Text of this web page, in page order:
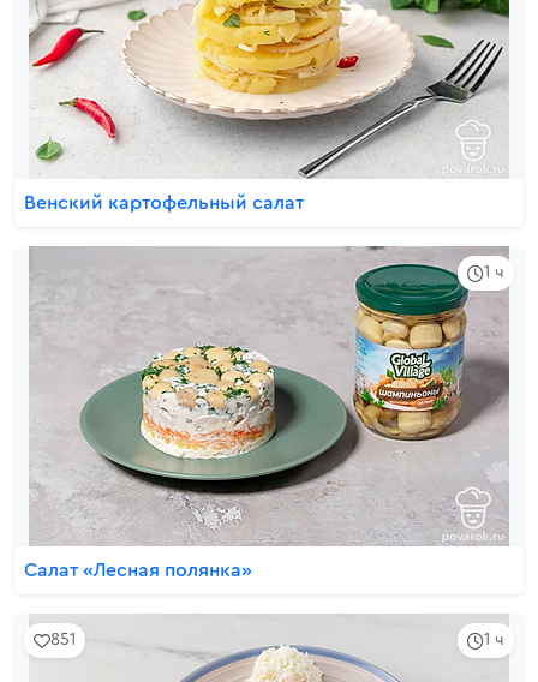
Венский картофельный салат
1 ч
Салат «Лесная полянка»
1 ч
851